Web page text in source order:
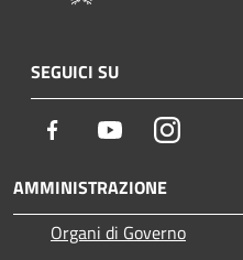
SEGUICI SU
Facebook YoutubeInstagram
AMMINISTRAZIONE
Organi di Governo